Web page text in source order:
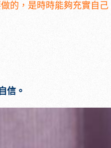
的，是時時能夠充實自
信。